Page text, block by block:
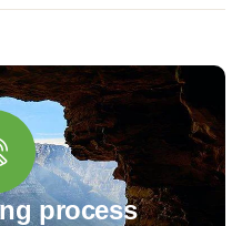
process